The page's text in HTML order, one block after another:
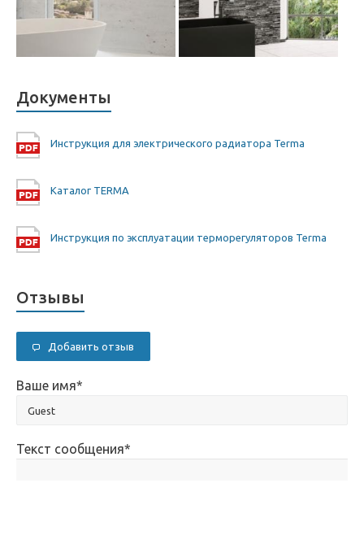
Документы
Инструкция для электрического радиатора Terma
Каталог TERMA
Инструкция по эксплуатации терморегуляторов Terma
Отзывы
Добавить отзыв
Ваше имя*
Текст сообщения*